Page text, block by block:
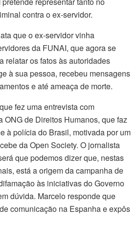
contra o ex-servidor.
que o ex-servidor vinha
da FUNAI, que agora se
relatar os fatos às autoridades
à sua pessoa, recebeu mensagens
e até ameaça de morte.
fez uma entrevista com
ONG de Direitos Humanos, que faz
à polícia do Brasil, motivada por um
da Open Society. O jornalista
que podemos dizer que, nestas
está a origem da campanha de
às iniciativas do Governo
dúvida. Marcelo responde que
comunicação na Espanha e expôs